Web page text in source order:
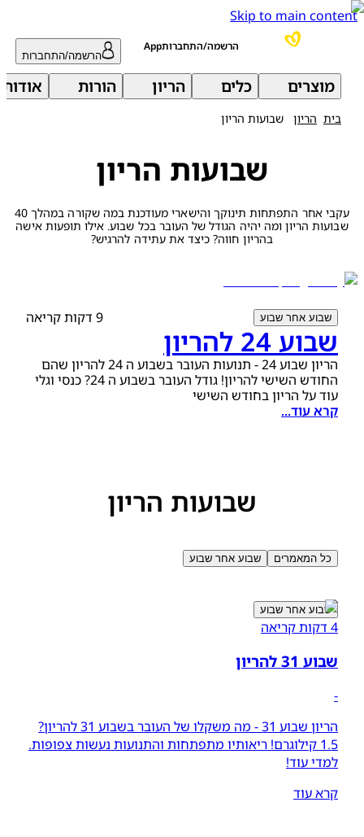
Skip to main content
הרשמה/התחברותApp
הרשמה/התחברות
מוצרים כלים הריון הורות
בית הריון שבועות הריון
שבועות הריון
עקבי אחר התפתחות תינוקך והישארי מעודכנת במה שקורה במהלך 40
שבועות הריון ומה יהיה הגודל של העובר בכל שבוע. אילו תופעות אישה
בהריון חווה? כיצד את עתידה להרגיש?
שבוע אחר שבוע 9 דקות קריאה
שבוע 24 להריון
הריון שבוע 24 - תנועות העובר בשבוע ה 24 להריון שהם
החודש השישי להריון! גודל העובר בשבוע ה 24? כנסי וגלי
עוד על הריון בחודש השישי
קרא עוד...
שבועות הריון
כל המאמרים שבוע אחר שבוע
שבוע אחר שבוע
4 דקות קריאה
שבוע 31 להריון
-
הריון שבוע 31 - מה משקלו של העובר בשבוע 31 להריון?
1.5 קילוגרם! ריאותיו מתפתחות והתנועות נעשות צפופות.
למדי עוד!
קרא עוד